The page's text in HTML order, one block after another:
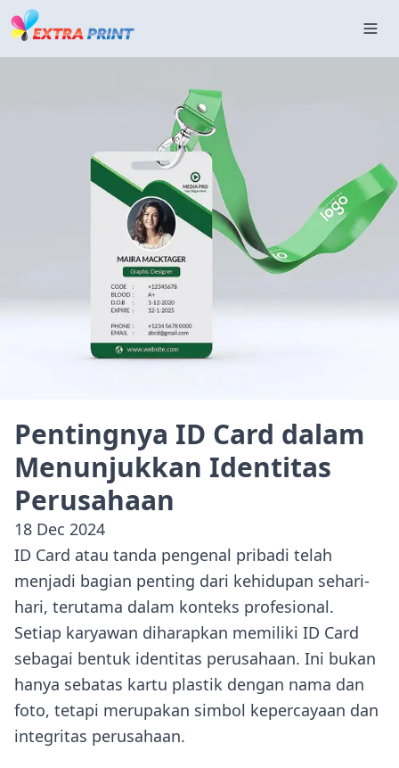
Pentingnya ID Card dalam
Menunjukkan Identitas
Perusahaan
18 Dec 2024
ID Card atau tanda pengenal pribadi telah
menjadi bagian penting dari kehidupan sehari-
hari, terutama dalam konteks profesional.
Setiap karyawan diharapkan memiliki ID Card
sebagai bentuk identitas perusahaan. Ini bukan
hanya sebatas kartu plastik dengan nama dan
foto, tetapi merupakan simbol kepercayaan dan
integritas perusahaan.